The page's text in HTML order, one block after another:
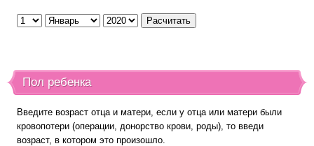
Пол ребенка
Введите возраст отца и матери, если у отца или матери были
кровопотери (операции, донорство крови, роды), то введи
возраст, в котором это произошло.